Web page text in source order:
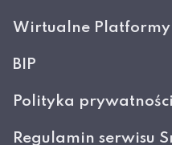
Wirtualne Platformy
BIP
Polityka prywatności
Regulamin serwisu